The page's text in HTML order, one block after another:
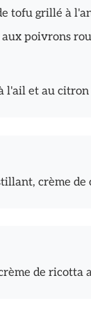
tofu grillé à
poivrons
l'ail et au
crème de
de ricotta